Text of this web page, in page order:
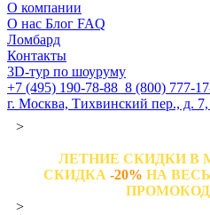
О компании
О нас Блог FAQ
Ломбард
Контакты
3D-тур по шоуруму
+7 (495) 190-78-88 8 (800) 777-
г. Москва, Тихвинский пер., д. 7,
>
ЛЕТНИЕ СКИДКИ В
СКИДКА -20% НА
>